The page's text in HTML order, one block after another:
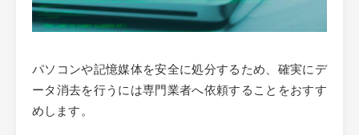
パソコンや記憶媒体を安全に処分するため、確実にデ
ータ消去を行うには専門業者へ依頼することをおすす
めします。